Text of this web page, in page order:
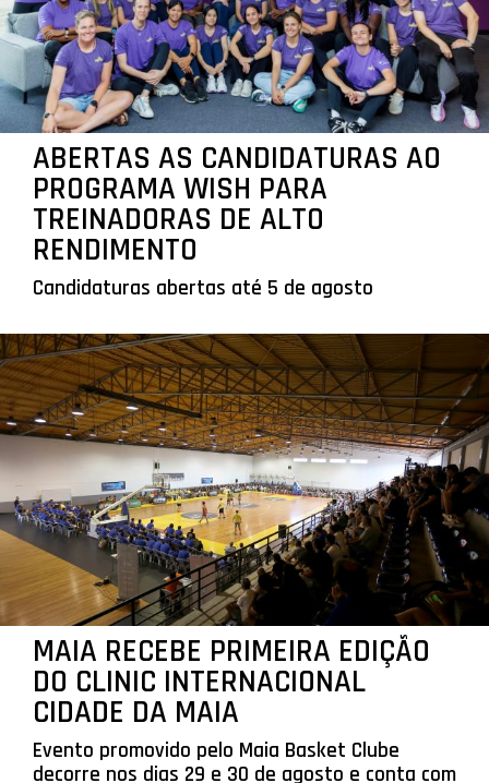
ABERTAS AS CANDIDATURAS AO
PROGRAMA WISH PARA
TREINADORAS DE ALTO
RENDIMENTO
Candidaturas abertas até 5 de agosto
MAIA RECEBE PRIMEIRA EDIÇÃO
DO CLINIC INTERNACIONAL
CIDADE DA MAIA
Evento promovido pelo Maia Basket Clube
decorre nos dias 29 e 30 de agosto e conta com